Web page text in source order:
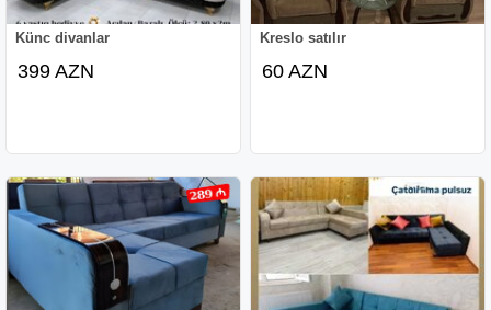
Künc divanlar
399 AZN
Kreslo satılır
60 AZN